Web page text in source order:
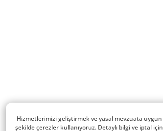
Hizmetlerimizi geliştirmek ve yasal mevzuata uygun
şekilde çerezler kullanıyoruz. Detaylı bilgi ve iptal için